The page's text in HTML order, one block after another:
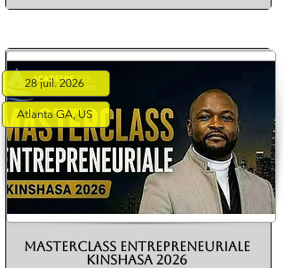
28 juil. 2026
Atlanta GA, US
MASTERCLASS ENTREPRENEURIALE
KINSHASA 2026